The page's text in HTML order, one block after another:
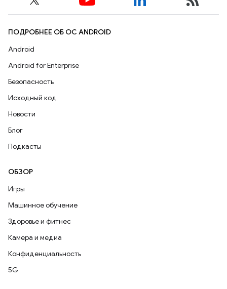
ПОДРОБНЕЕ ОБ ОС ANDROID
Android
Android for Enterprise
Безопасность
Исходный код
Новости
Блог
Подкасты
ОБЗОР
Игры
Машинное обучение
Здоровье и фитнес
Камера и медиа
Конфиденциальность
5G